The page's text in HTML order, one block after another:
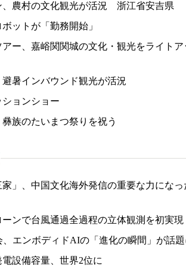
、農村の文化観光が活況 浙江省安吉県
ットが「勤務開始」
ー、嘉峪関関城の文化・観光をライトア
避暑インバウンド観光が活況
ョンショー
族のたいまつ祭りを祝う
」、中国文化海外発信の重要な力になっ
ンで台風通過全過程の立体観測を初実現
、エンボディドAIの「進化の瞬間」が話
設備容量、世界2位に